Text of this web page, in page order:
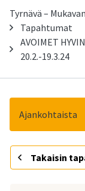
Tyrnävä –
Tapahtumat
AVOIMET
20.2.-19.3.24
Ajankohtaista
Takaisin